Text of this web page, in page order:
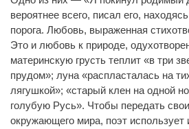
вероятнее всего, писал его,
порога. Любовь, выраженная
Это и любовь к природе,
материнскую грусть теплит «в три
прудом»; луна «распласталась на
лягушкой»; «старый клен на одной
голубую Русь». Чтобы передать
окружающего мира, поэт использует